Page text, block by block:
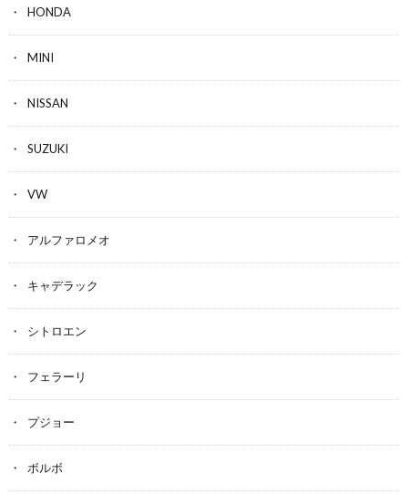
HONDA
MINI
NISSAN
SUZUKI
VW
アルファロメオ
キャデラック
シトロエン
フェラーリ
プジョー
ボルボ